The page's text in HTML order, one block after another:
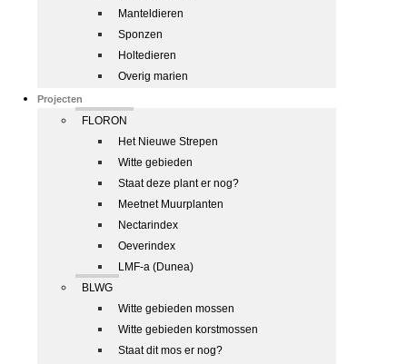
Manteldieren
Sponzen
Holtedieren
Overig marien
Projecten
FLORON
Het Nieuwe Strepen
Witte gebieden
Staat deze plant er nog?
Meetnet Muurplanten
Nectarindex
Oeverindex
LMF-a (Dunea)
BLWG
Witte gebieden mossen
Witte gebieden korstmossen
Staat dit mos er nog?